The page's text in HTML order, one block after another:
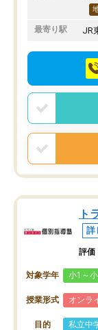
最寄り駅 JR
ト
詳
評価
対象学年 小1～
授業形式 オンラ
目的 私立中